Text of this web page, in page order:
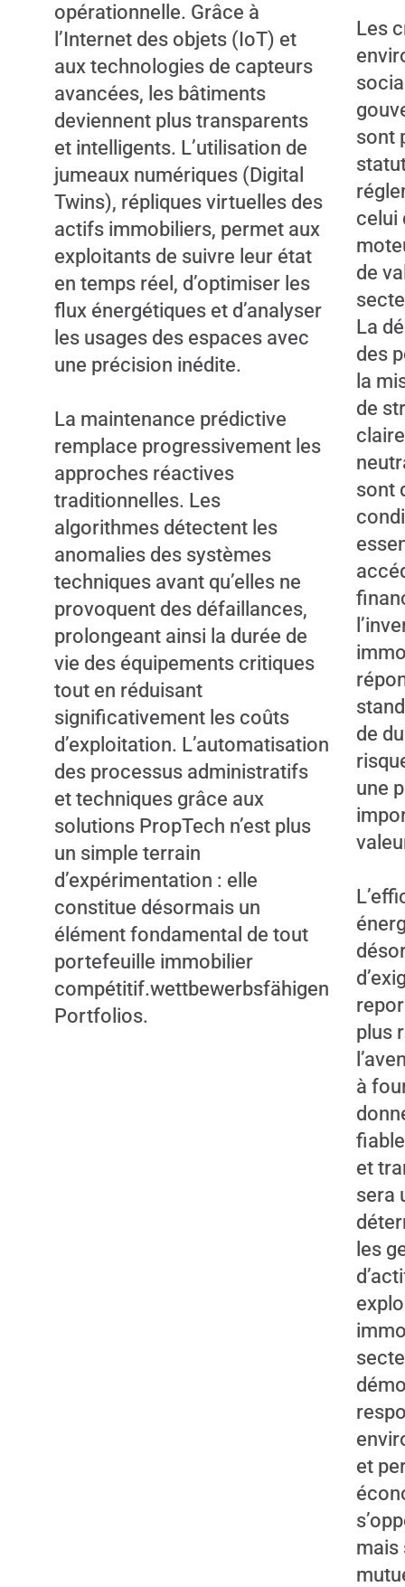
opérationnelle. Grâce à
l’Internet des objets (IoT) et
aux technologies de capteurs
avancées, les bâtiments
deviennent plus transparents
et intelligents. L’utilisation de
jumeaux numériques (Digital
Twins), répliques virtuelles des
actifs immobiliers, permet aux
exploitants de suivre leur état
en temps réel, d’optimiser les
flux énergétiques et d’analyser
les usages des espaces avec
une précision inédite.
La maintenance prédictive
remplace progressivement les
approches réactives
traditionnelles. Les
algorithmes détectent les
anomalies des systèmes
techniques avant qu’elles ne
provoquent des défaillances,
prolongeant ainsi la durée de
vie des équipements critiques
tout en réduisant
significativement les coûts
d’exploitation. L’automatisation
des processus administratifs
et techniques grâce aux
solutions PropTech n’est plus
un simple terrain
d’expérimentation : elle
constitue désormais un
élément fondamental de tout
portefeuille immobilier
compétitif.wettbewerbsfähigen
Portfolios.
Les
sont
celui
de
La
des
la
de
sont
de
une
plus
à
et
sera
les
et
mais